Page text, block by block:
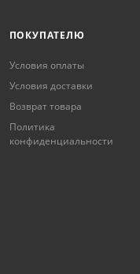
ПОКУПАТЕЛЮ
Условия оплаты
Условия доставки
Возврат товара
Политика
конфиденциальности